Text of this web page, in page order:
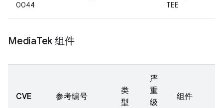
0044
TEE
MediaTek 组件
CVE 参考编号
类
型
严
重
级
组件